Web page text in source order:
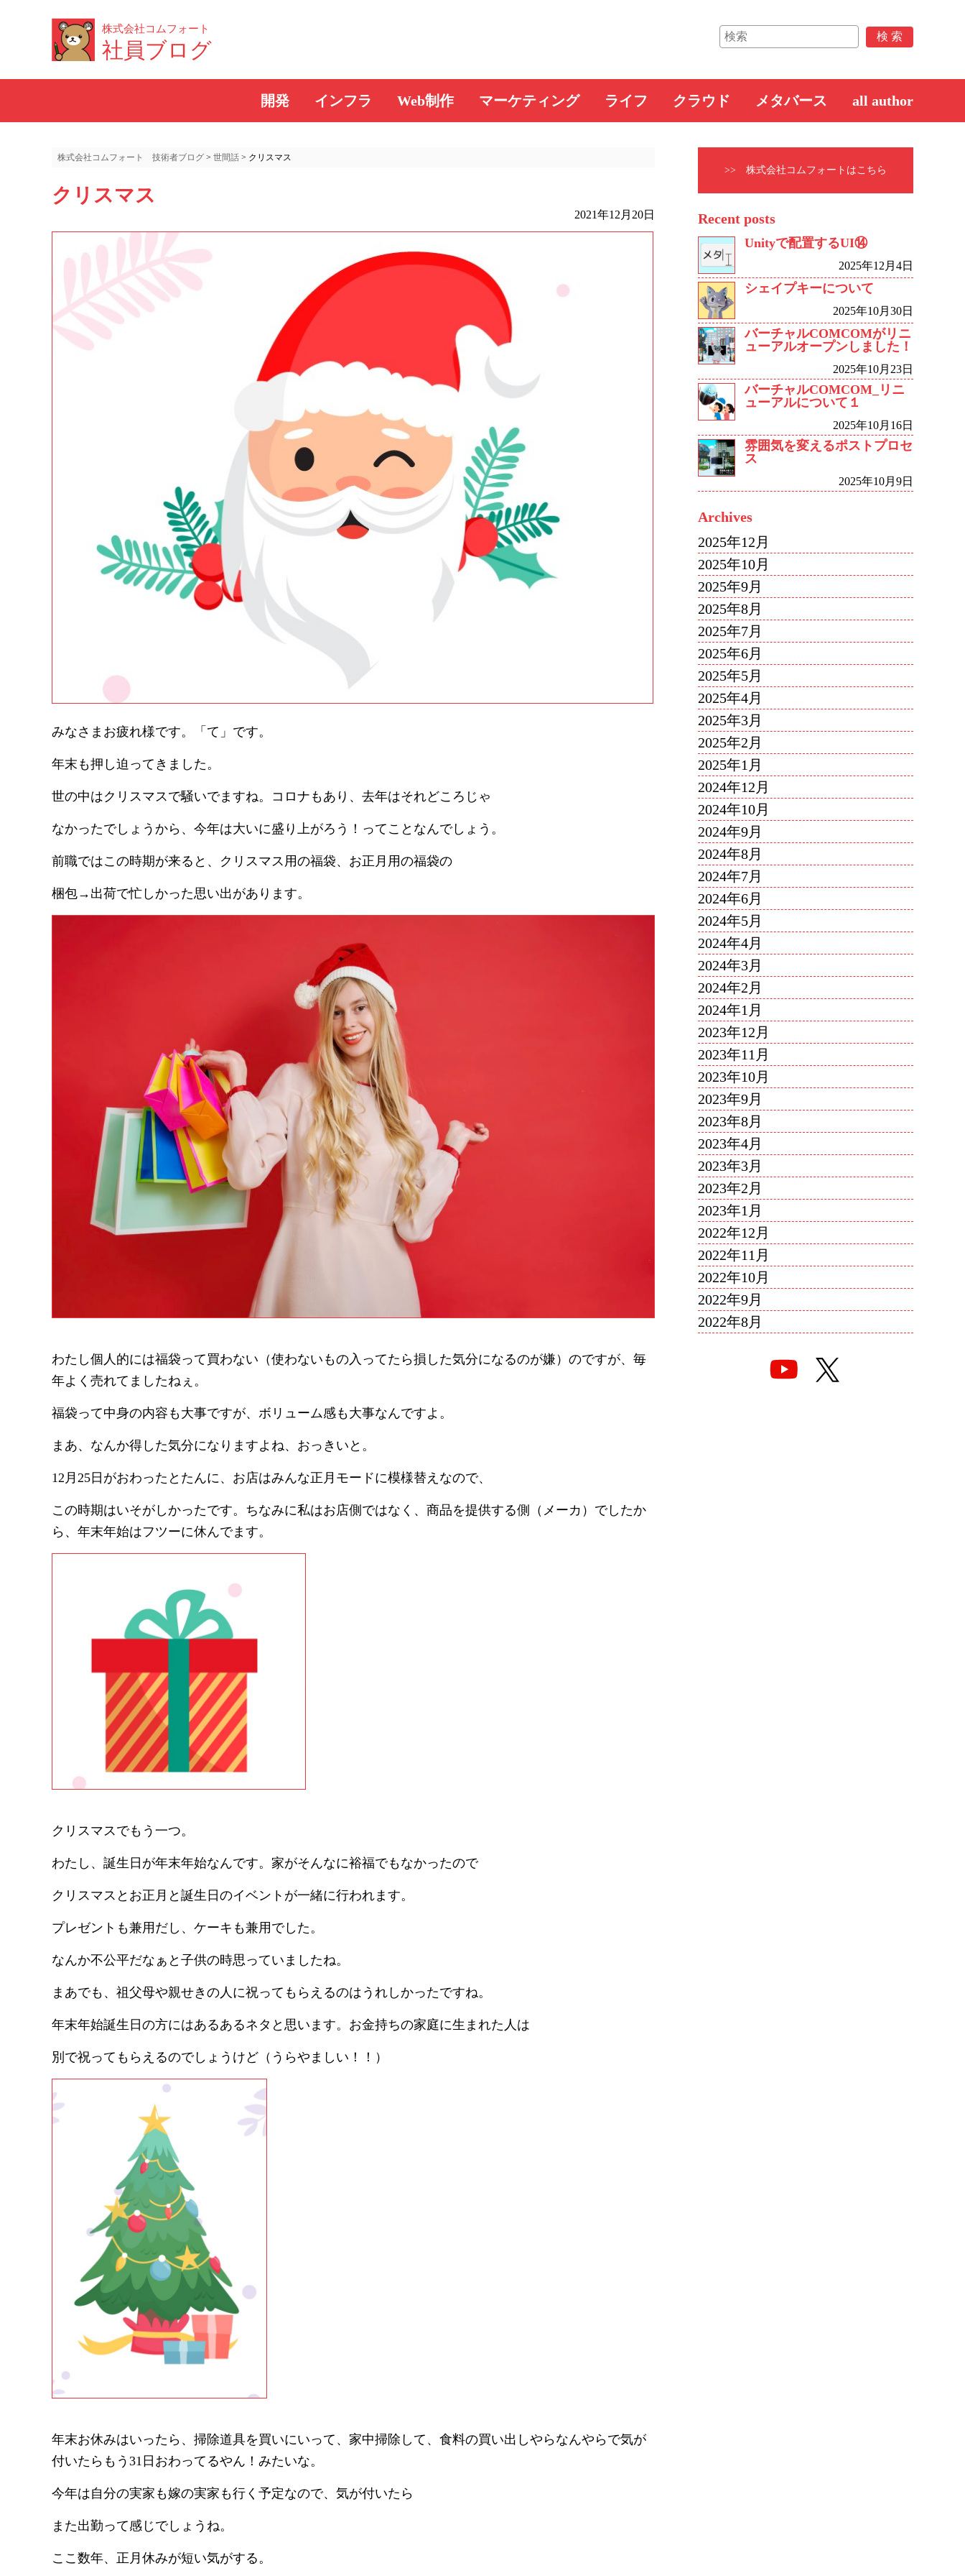
株式会社コムフォート
社員ブログ
開発 インフラ Web制作 マーケティング ライフ クラウド メタバース all author
株式会社コムフォート 技術者ブログ > 世間話 > クリスマス
クリスマス
2021年12月20日
みなさまお疲れ様です。「て」です。
年末も押し迫ってきました。
世の中はクリスマスで騒いでますね。コロナもあり、去年はそれどころじゃ
なかったでしょうから、今年は大いに盛り上がろう！ってことなんでしょう。
前職ではこの時期が来ると、クリスマス用の福袋、お正月用の福袋の
梱包→出荷で忙しかった思い出があります。
わたし個人的には福袋って買わない（使わないもの入ってたら損した気分になるのが嫌）のですが、毎
年よく売れてましたねぇ。
福袋って中身の内容も大事ですが、ボリューム感も大事なんですよ。
まあ、なんか得した気分になりますよね、おっきいと。
12月25日がおわったとたんに、お店はみんな正月モードに模様替えなので、
この時期はいそがしかったです。ちなみに私はお店側ではなく、商品を提供する側（メーカ）でしたか
ら、年末年始はフツーに休んでます。
クリスマスでもう一つ。
わたし、誕生日が年末年始なんです。家がそんなに裕福でもなかったので
クリスマスとお正月と誕生日のイベントが一緒に行われます。
プレゼントも兼用だし、ケーキも兼用でした。
なんか不公平だなぁと子供の時思っていましたね。
まあでも、祖父母や親せきの人に祝ってもらえるのはうれしかったですね。
年末年始誕生日の方にはあるあるネタと思います。お金持ちの家庭に生まれた人は
別で祝ってもらえるのでしょうけど（うらやましい！！）
年末お休みはいったら、掃除道具を買いにいって、家中掃除して、食料の買い出しやらなんやらで気が
付いたらもう31日おわってるやん！みたいな。
今年は自分の実家も嫁の実家も行く予定なので、気が付いたら
また出勤って感じでしょうね。
ここ数年、正月休みが短い気がする。
>> 株式会社コムフォートはこちら
Recent posts
Unityで配置するUI⑭
2025年12月4日
シェイプキーについて
2025年10月30日
バーチャルCOMCOMがリニ
ューアルオープンしました！
2025年10月23日
バーチャルCOMCOM_リニ
ューアルについて１
2025年10月16日
雰囲気を変えるポストプロセ
ス
2025年10月9日
Archives
2025年12月
2025年10月
2025年9月
2025年8月
2025年7月
2025年6月
2025年5月
2025年4月
2025年3月
2025年2月
2025年1月
2024年12月
2024年10月
2024年9月
2024年8月
2024年7月
2024年6月
2024年5月
2024年4月
2024年3月
2024年2月
2024年1月
2023年12月
2023年11月
2023年10月
2023年9月
2023年8月
2023年4月
2023年3月
2023年2月
2023年1月
2022年12月
2022年11月
2022年10月
2022年9月
2022年8月